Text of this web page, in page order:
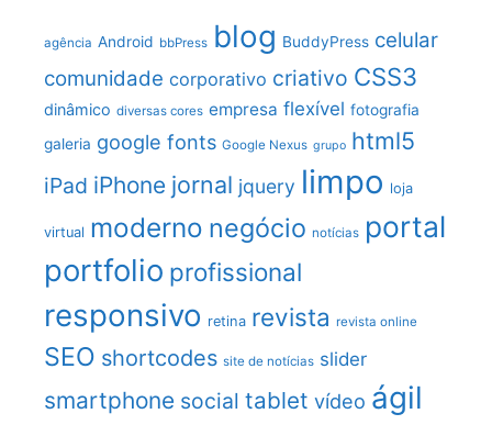
agência Android bbPress blog BuddyPress celular
comunidade corporativo criativo CSS3
dinâmico diversas cores empresa flexível fotografia
galeria google fonts Google Nexus grupo html5
iPad iPhone jornal jquery limpo loja
virtual moderno negócio notícias portal
portfolio profissional
responsivo retina revista revista online
SEO shortcodes site de notícias slider
smartphone social tablet vídeo ágil